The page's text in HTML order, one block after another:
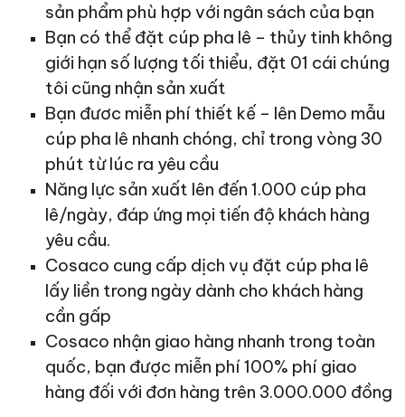
sản phẩm phù hợp với ngân sách của bạn
Bạn có thể đặt cúp pha lê – thủy tinh không
giới hạn số lượng tối thiểu, đặt 01 cái chúng
tôi cũng nhận sản xuất
Bạn đươc miễn phí thiết kế – lên Demo mẫu
cúp pha lê nhanh chóng, chỉ trong vòng 30
phút từ lúc ra yêu cầu
Năng lực sản xuất lên đến 1.000 cúp pha
lê/ngày, đáp ứng mọi tiến độ khách hàng
yêu cầu.
Cosaco cung cấp dịch vụ đặt cúp pha lê
lấy liền trong ngày dành cho khách hàng
cần gấp
Cosaco nhận giao hàng nhanh trong toàn
quốc, bạn được miễn phí 100% phí giao
hàng đối với đơn hàng trên 3.000.000 đồng